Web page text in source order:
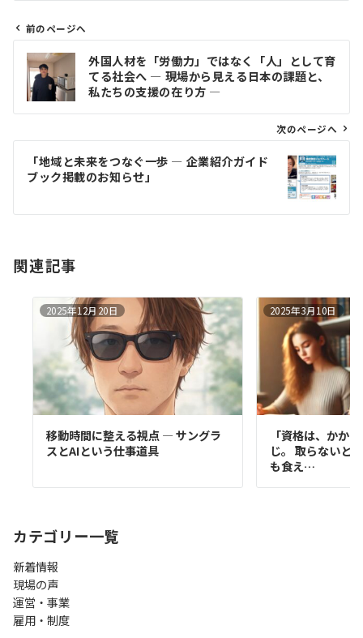
ビ
ン
前のページへ
外国人材を「労働力」ではなく「人」として育
てる社会へ ― 現場から見える日本の課題と、
私たちの支援の在り方 ―
次のページへ
「地域と未来をつなぐ一歩 ― 企業紹介ガイド
ブック掲載のお知らせ」
関連記事
2025年12月20日
移動時間に整える視点 ― サングラ
スとAIという仕事道具
2025年3月10日
「資格は、かか
じ。 取らないと
も食え…
カテゴリー一覧
新着情報
現場の声
運営・事業
雇用・制度